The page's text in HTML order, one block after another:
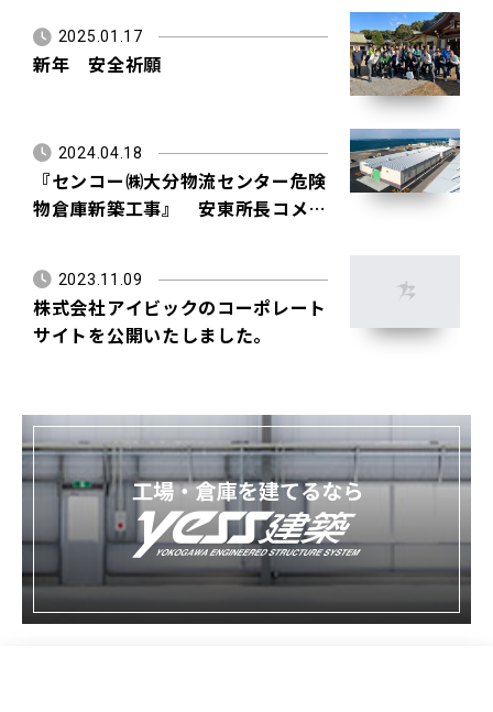
2025.01.17
新年 安全祈願
2024.04.18
『センコー㈱大分物流センター危険
物倉庫新築工事』 安東所長コメン
2023.11.09
株式会社アイビックのコーポレート
サイトを公開いたしました。